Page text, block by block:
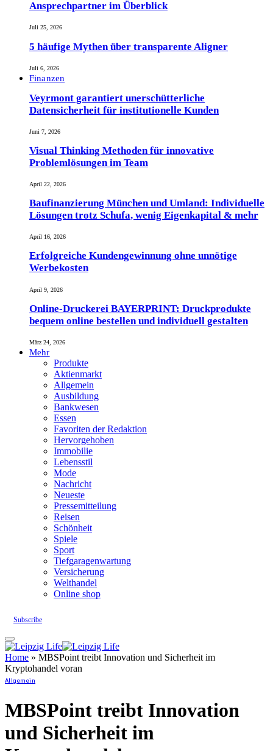
Ansprechpartner im Überblick
Juli 25, 2026
5 häufige Mythen über transparente Aligner
Juli 6, 2026
Finanzen
Veyrmont garantiert unerschütterliche
Datensicherheit für institutionelle Kunden
Juni 7, 2026
Visual Thinking Methoden für innovative
Problemlösungen im Team
April 22, 2026
Baufinanzierung München und Umland: Individuelle
Lösungen trotz Schufa, wenig Eigenkapital & mehr
April 16, 2026
Erfolgreiche Kundengewinnung ohne unnötige
Werbekosten
April 9, 2026
Online-Druckerei BAYERPRINT: Druckprodukte
bequem online bestellen und individuell gestalten
März 24, 2026
Mehr
Produkte
Aktienmarkt
Allgemein
Ausbildung
Bankwesen
Essen
Favoriten der Redaktion
Hervorgehoben
Immobilie
Lebensstil
Mode
Nachricht
Neueste
Pressemitteilung
Reisen
Schönheit
Spiele
Sport
Tiefgaragenwartung
Versicherung
Welthandel
Online shop
Subscribe
Home » MBSPoint treibt Innovation und Sicherheit im
Kryptohandel voran
Allgemein
MBSPoint treibt Innovation
und Sicherheit im